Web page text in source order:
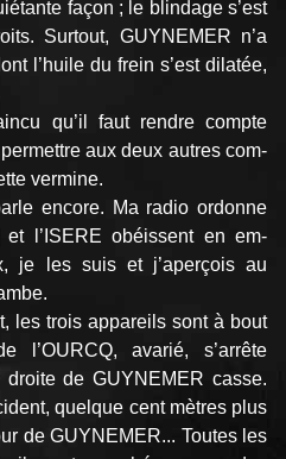
façon ; le blindage s’est
Surtout, GUYNEMER n’a
l’huile du frein s’est dilatée,
qu’il faut rendre compte
aux deux autres com­
vermine.
encore. Ma radio ordonne
et l’ISERE obéissent en em­
je les suis et j’aperçois au
les trois appareils sont à bout
l’OURCQ, avarié, s’arrête
de GUYNEMER casse.
quelque cent mètres plus
de GUYNEMER... Toutes les